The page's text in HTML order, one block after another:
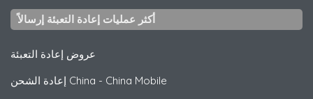
أكثر عمليات إعادة التعبئة إرسالاً
عروض إعادة التعبئة
إعادة الشحن China - China Mobile